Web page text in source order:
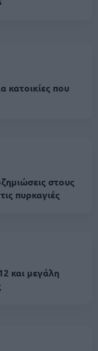
κατοικίες που
στους
πυρκαγιές
και μεγάλη